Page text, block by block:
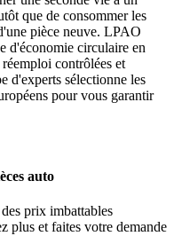
que de consommer les
pièce neuve. LPAO
d'économie circulaire en
contrôlées et
d'experts sélectionne les
pour vous garantir
auto
prix imbattables
plus et faites votre demande